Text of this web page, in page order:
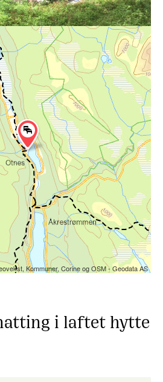
Kommuner, Corine og OSM - Geodata AS
i laftet hytte